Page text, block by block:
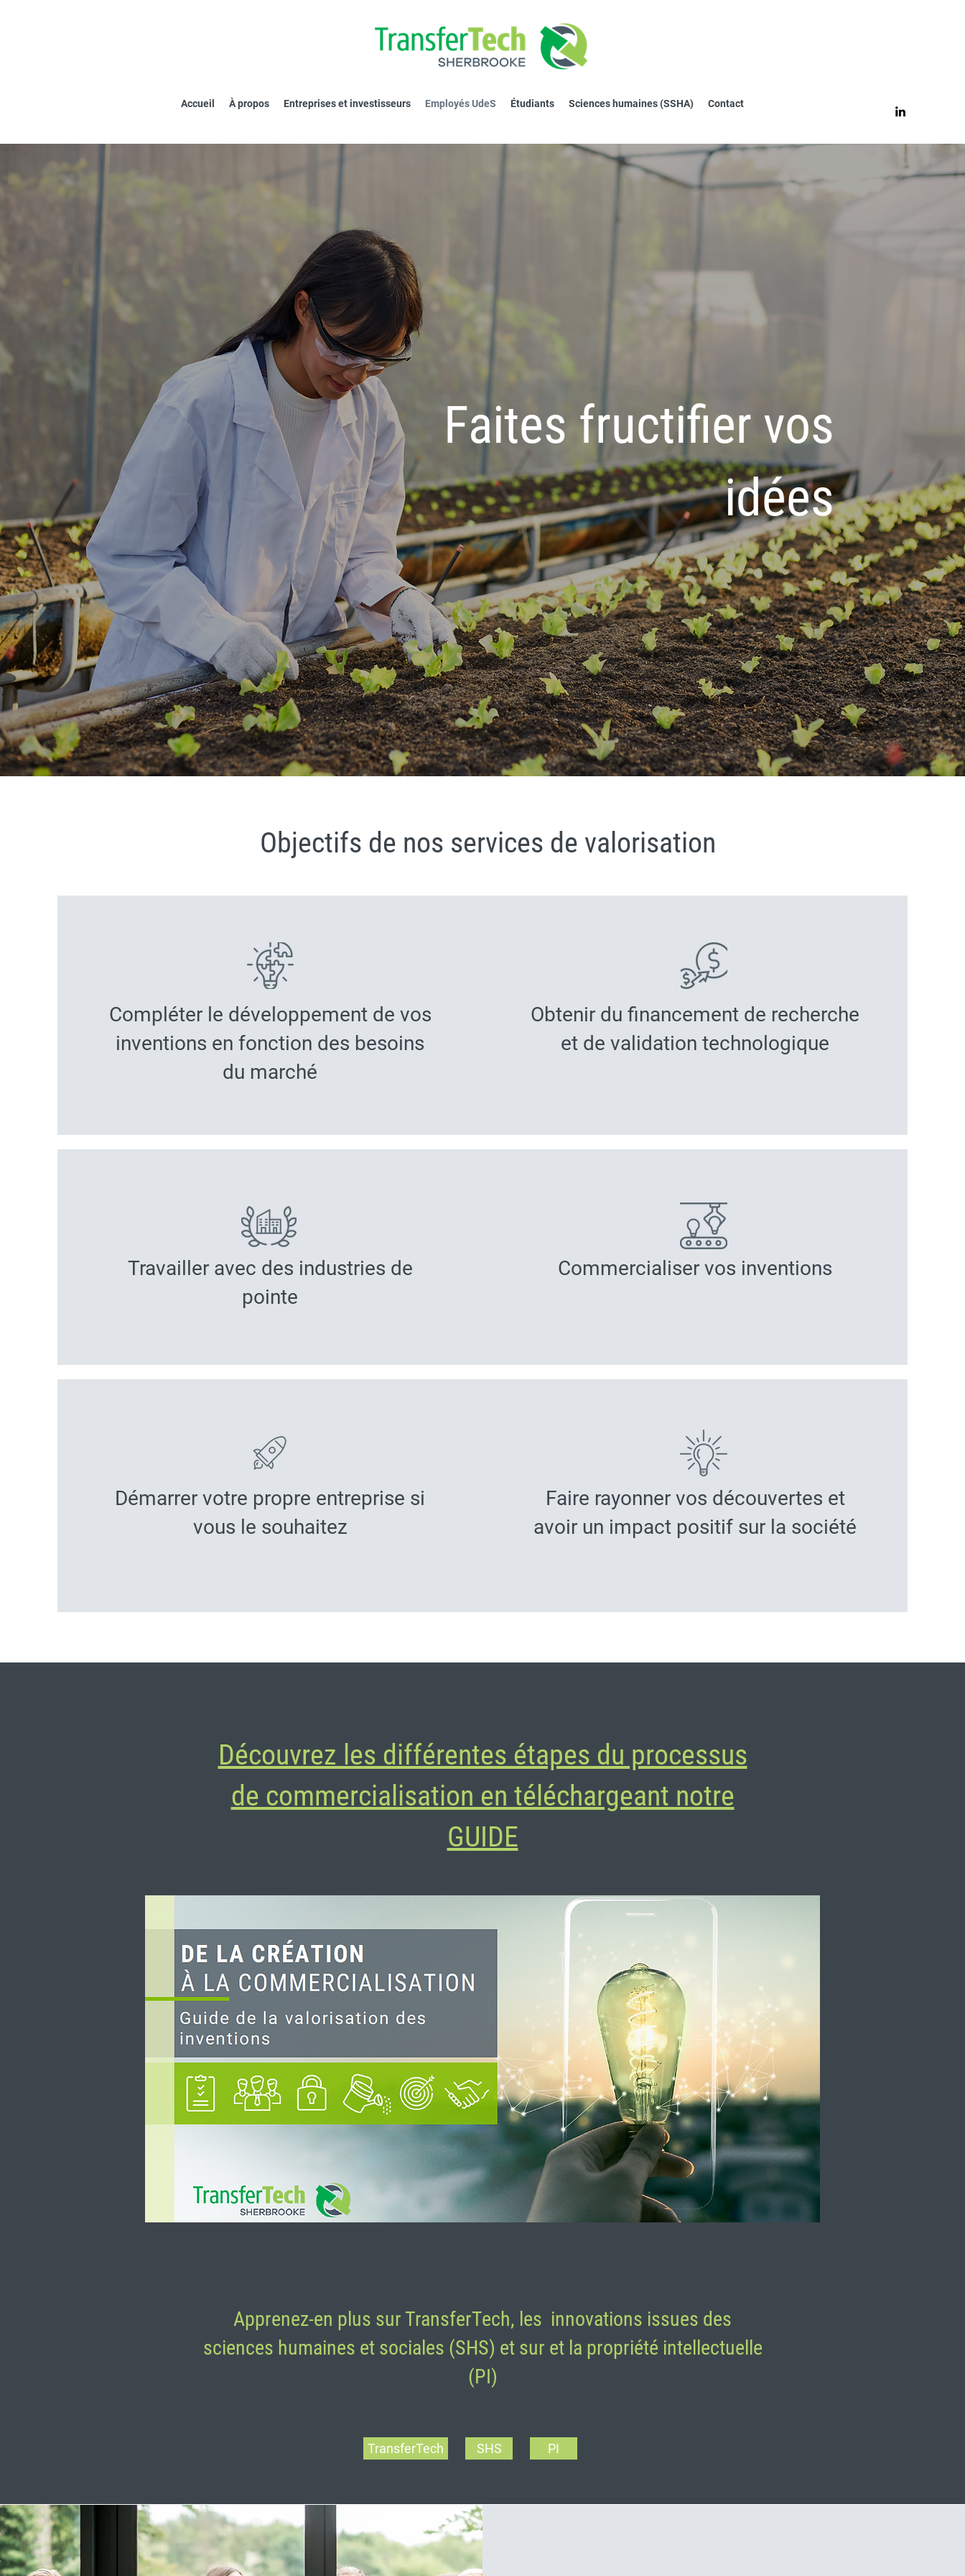
Accueil À propos Entreprises et investisseurs Employés UdeS Étudiants Sciences humaines (SSHA) Contact
Faites fructifier vos
idées
Objectifs de nos services de valorisation
Compléter le développement de vos
inventions en fonction des besoins
du marché
Obtenir du financement de recherche
et de validation technologique
Travailler avec des industries de
pointe
Commercialiser vos inventions
Démarrer votre propre entreprise si
vous le souhaitez
Faire rayonner vos découvertes et
avoir un impact positif sur la société
Découvrez les différentes étapes du processus
de commercialisation en téléchargeant notre
GUIDE
Apprenez-en plus sur TransferTech, les innovations issues des
sciences humaines et sociales (SHS) et sur et la propriété intellectuelle
(PI)
TransferTech SHS PI